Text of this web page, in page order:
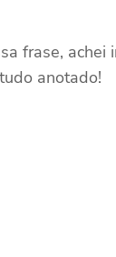
frase,
anotado!